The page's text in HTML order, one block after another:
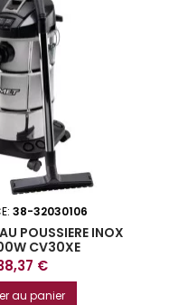
38-32030106
POUSSIERE INOX
CV30XE
€
au panier